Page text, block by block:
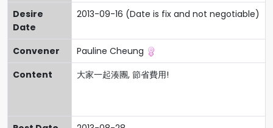
Desire
Date
2013-09-16 (Date is fix and not negotiable)
Convener
Pauline Cheung
Content
大家一起湊團, 節省費用!